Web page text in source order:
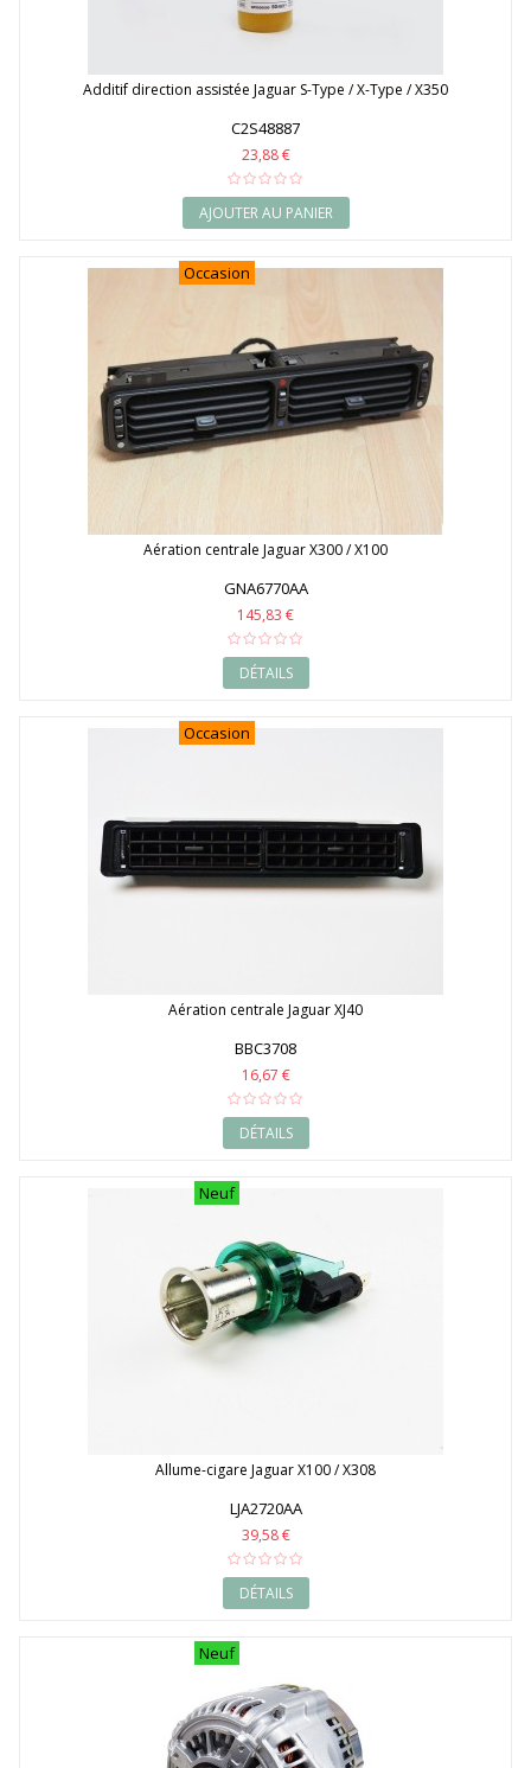
Additif direction assistée Jaguar S-Type / X-Type / X350
C2S48887
23,88 €
AJOUTER AU PANIER
Occasion
Aération centrale Jaguar X300 / X100
GNA6770AA
145,83 €
DÉTAILS
Occasion
Aération centrale Jaguar XJ40
BBC3708
16,67 €
DÉTAILS
Neuf
Allume-cigare Jaguar X100 / X308
LJA2720AA
39,58 €
DÉTAILS
Neuf